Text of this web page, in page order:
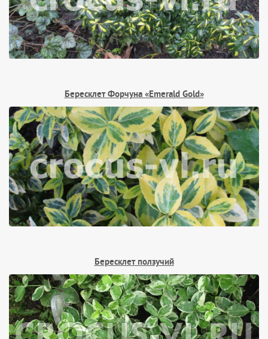
Бересклет Форчуна «Emerald Gold»
Бересклет ползучий